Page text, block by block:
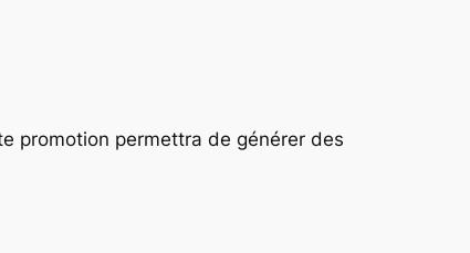
promotion permettra de générer des